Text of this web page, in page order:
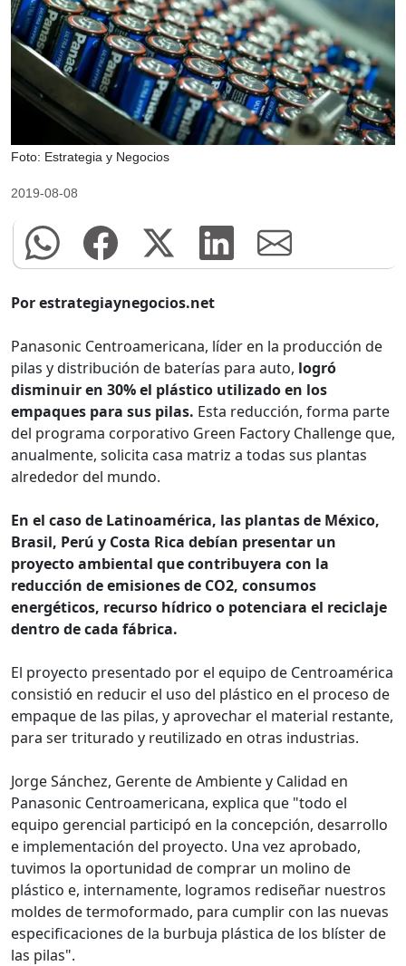
Foto: Estrategia y Negocios
2019-08-08
Por estrategiaynegocios.net
Panasonic Centroamericana, líder en la producción de
pilas y distribución de baterías para auto, logró
disminuir en 30% el plástico utilizado en los
empaques para sus pilas. Esta reducción, forma parte
del programa corporativo Green Factory Challenge que,
anualmente, solicita casa matriz a todas sus plantas
alrededor del mundo.
En el caso de Latinoamérica, las plantas de México,
Brasil, Perú y Costa Rica debían presentar un
proyecto ambiental que contribuyera con la
reducción de emisiones de CO2, consumos
energéticos, recurso hídrico o potenciara el reciclaje
dentro de cada fábrica.
El proyecto presentado por el equipo de Centroamérica
consistió en reducir el uso del plástico en el proceso de
empaque de las pilas, y aprovechar el material restante,
para ser triturado y reutilizado en otras industrias.
Jorge Sánchez, Gerente de Ambiente y Calidad en
Panasonic Centroamericana, explica que "todo el
equipo gerencial participó en la concepción, desarrollo
e implementación del proyecto. Una vez aprobado,
tuvimos la oportunidad de comprar un molino de
plástico e, internamente, logramos rediseñar nuestros
moldes de termoformado, para cumplir con las nuevas
especificaciones de la burbuja plástica de los blíster de
las pilas".